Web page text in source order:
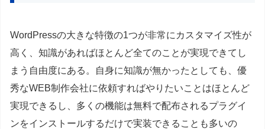
WordPressの大きな特徴の1つが非常にカスタマイズ性が
高く、知識があればほとんど全てのことが実現できてし
まう自由度にある。自身に知識が無かったとしても、優
秀なWEB制作会社に依頼すればやりたいことはほとんど
実現できるし、多くの機能は無料で配布されるプラグイ
ンをインストールするだけで実装できることも多いの